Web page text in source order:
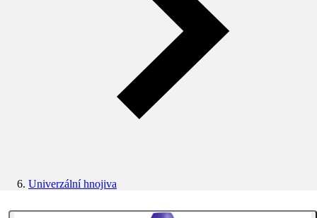
Univerzální hnojiva